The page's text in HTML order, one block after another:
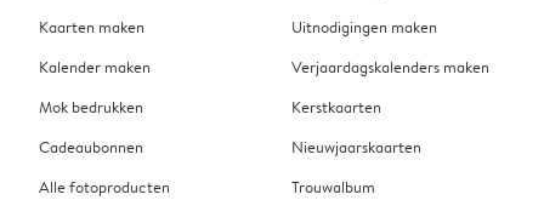
Kaarten maken
Kalender maken
Mok bedrukken
Cadeaubonnen
Alle fotoproducten
Uitnodigingen maken
Verjaardagskalenders maken
Kerstkaarten
Nieuwjaarskaarten
Trouwalbum